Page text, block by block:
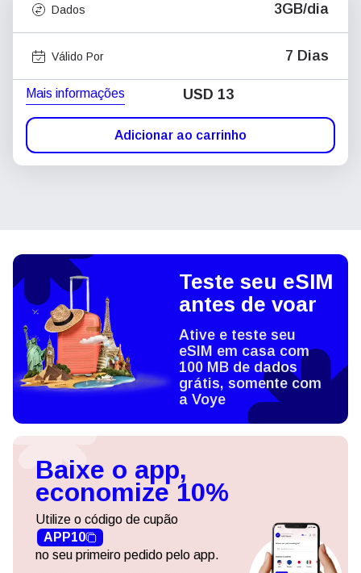
Dados 3GB/dia
Válido Por 7 Dias
Mais informações USD 13
Adicionar ao carrinho
Teste seu eSIM
antes de voar
Ative e teste seu
eSIM em casa com
100 MB de dados
grátis, somente com
a Voye
Baixe o app,
economize 10%
Utilize o código de cupão
APP10
no seu primeiro pedido pelo app.